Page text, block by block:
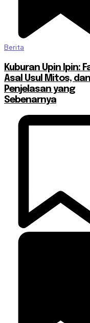
Berita
Kuburan Upin Ipin:
Asal Usul Mitos, dan
Penjelasan yang
Sebenarnya